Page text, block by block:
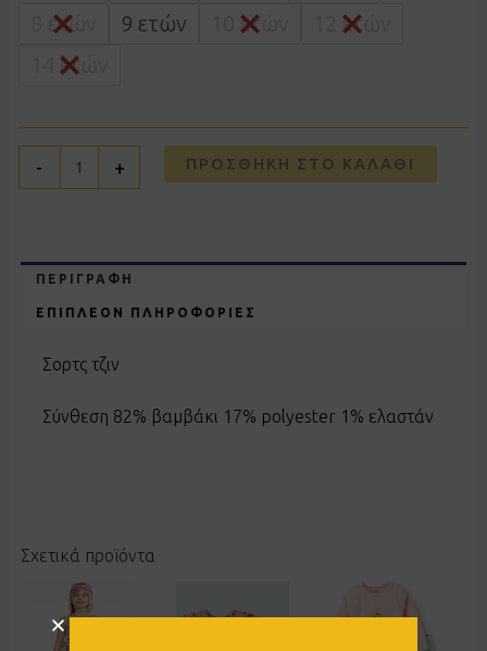
8 ετών
9 ετών 10 ετών
12 ετών
14 ετών
- + ΠΡΟΣΘΉΚΗ ΣΤΟ ΚΑΛΆΘΙ
ΠΕΡΙΓΡΑΦΉ
ΕΠΙΠΛΈΟΝ ΠΛΗΡΟΦΟΡΊΕΣ
Σορτς τζιν
Σύνθεση 82% βαμβάκι 17% polyester 1% ελαστάν
Σχετικά προϊόντα